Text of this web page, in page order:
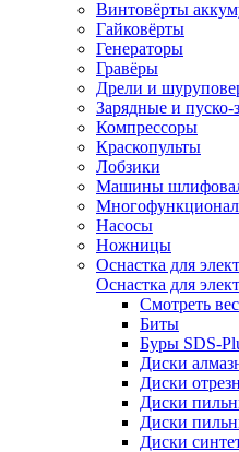
Винтовёрты
Гайковёрты
Генераторы
Гравёры
Дрели и
Зарядные и пуско-
Компрессоры
Краскопульты
Лобзики
Машины
Насосы
Ножницы
Оснастка для
Оснастка для
Смотреть
Биты
Буры SDS-
Диски
Диски
Диски
Диски
Диски